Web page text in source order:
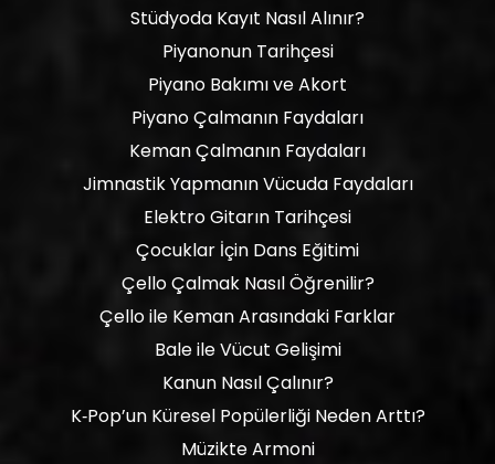
Stüdyoda Kayıt Nasıl Alınır?
Piyanonun Tarihçesi
Piyano Bakımı ve Akort
Piyano Çalmanın Faydaları
Keman Çalmanın Faydaları
Jimnastik Yapmanın Vücuda Faydaları
Elektro Gitarın Tarihçesi
Çocuklar İçin Dans Eğitimi
Çello Çalmak Nasıl Öğrenilir?
Çello ile Keman Arasındaki Farklar
Bale ile Vücut Gelişimi
Kanun Nasıl Çalınır?
K‑Pop’un Küresel Popülerliği Neden Arttı?
Müzikte Armoni